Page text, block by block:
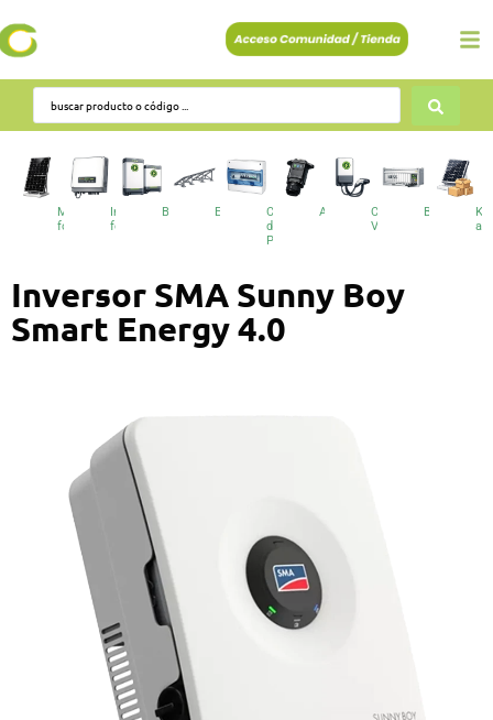
Módulos
fotovoltaicos
Inversores
fotovoltaicos
Baterías EstructurasCuadros
de
Protecciones
AccesoriosCargadores
VE
BESS
Inversor SMA Sunny Boy
Smart Energy 4.0